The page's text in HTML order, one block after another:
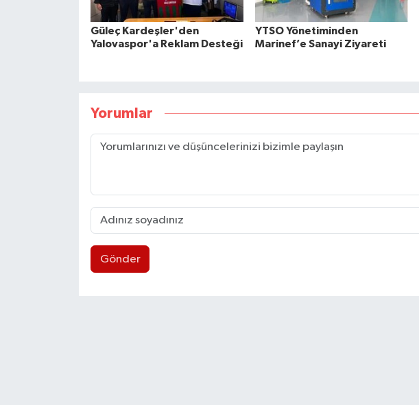
Güleç Kardeşler'den
Yalovaspor'a Reklam Desteği
YTSO Yönetiminden
Marinef’e Sanayi Ziyareti
Yorumlar
Gönder